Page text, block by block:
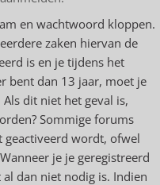
en wachtwoord kloppen.
zaken hiervan de
is en je tijdens het
bent dan 13 jaar, moet je
dit niet het geval is,
Sommige forums
geactiveerd wordt, ofwel
je je geregistreerd
dan niet nodig is. Indien